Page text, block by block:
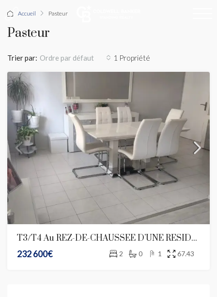
Accueil Pasteur
Pasteur
1 Propriété
Trier par: Ordre par défaut
T3/T4 Au REZ-DE-CHAUSSEE D’UNE RESIDENCE FERMEE A PASTEUR
232 600€
2 0 1 67.43